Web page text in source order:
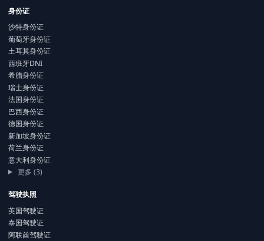
身份证
沙特身份证
葡萄牙身份证
土耳其身份证
西班牙DNI
希腊身份证
瑞士身份证
法国身份证
巴西身份证
德国身份证
新加坡身份证
荷兰身份证
意大利身份证
更多 (3)
驾驶执照
英国驾驶证
泰国驾驶证
阿联酋驾驶证